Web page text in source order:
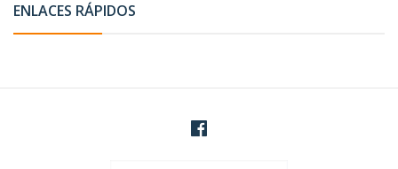
ENLACES RÁPIDOS